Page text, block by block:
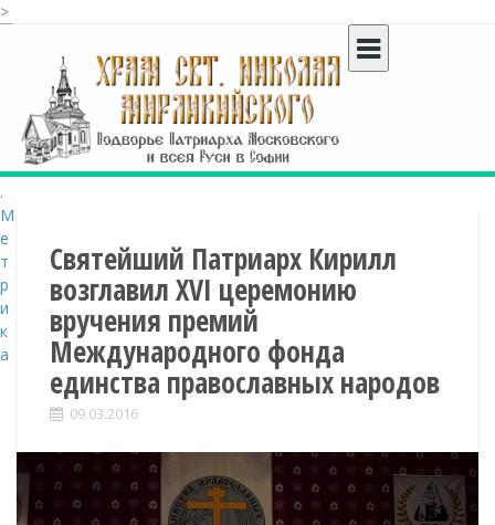
>
c
o
n
t
e
n
t
Святейший Патриарх Кирилл
возглавил XVI церемонию
вручения премий
Международного фонда
единства православных народов
09.03.2016